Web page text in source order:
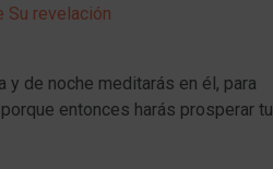
y de noche meditarás en él, para
entonces harás prosperar tu